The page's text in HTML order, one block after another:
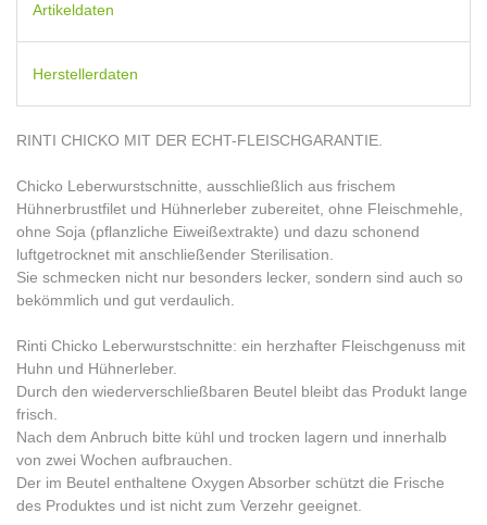
Artikeldaten
Herstellerdaten
RINTI CHICKO MIT DER ECHT-FLEISCHGARANTIE.
Chicko Leberwurstschnitte, ausschließlich aus frischem
Hühnerbrustfilet und Hühnerleber zubereitet, ohne Fleischmehle,
ohne Soja (pflanzliche Eiweißextrakte) und dazu schonend
luftgetrocknet mit anschließender Sterilisation.
Sie schmecken nicht nur besonders lecker, sondern sind auch so
bekömmlich und gut verdaulich.
Rinti Chicko Leberwurstschnitte: ein herzhafter Fleischgenuss mit
Huhn und Hühnerleber.
Durch den wiederverschließbaren Beutel bleibt das Produkt lange
frisch.
Nach dem Anbruch bitte kühl und trocken lagern und innerhalb
von zwei Wochen aufbrauchen.
Der im Beutel enthaltene Oxygen Absorber schützt die Frische
des Produktes und ist nicht zum Verzehr geeignet.